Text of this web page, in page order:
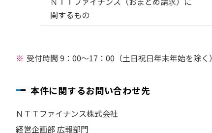
関するもの
受付時間 9：00～17：00（土日祝日年末年始を除く）
本件に関するお問い合わせ先
ＮＴＴファイナンス株式会社
経営企画部 広報部門